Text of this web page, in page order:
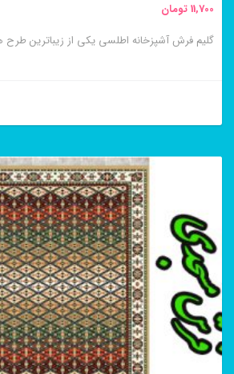
انتخاب
شوند
11,700تومان
گلیم فرش آشپزخانه اطلسی یکی از زیباترین طرح
محصول
مختلفی
باشد.
گزینه
ها